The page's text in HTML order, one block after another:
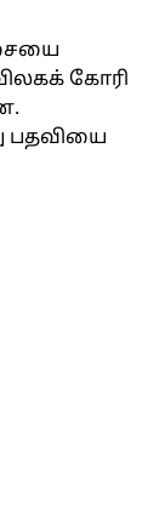
கோரி
பதவியை